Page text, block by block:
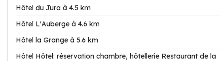
Hôtel du Jura à 4.5 km
Hôtel L'Auberge à 4.6 km
Hôtel la Grange à 5.6 km
Hôtel Hôtel: réservation chambre, hôtellerie Restaurant de la